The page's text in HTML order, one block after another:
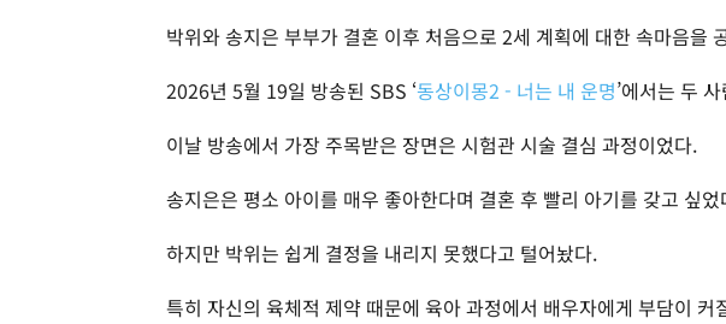
박위와 송지은 부부가 결혼 이후 처음으로 2세 계획에 대한 속마음을
2026년 5월 19일 방송된 SBS ‘동상이몽2 - 너는 내 운명’에서는 두
이날 방송에서 가장 주목받은 장면은 시험관 시술 결심 과정이었다.
송지은은 평소 아이를 매우 좋아한다며 결혼 후 빨리 아기를 갖고 싶
하지만 박위는 쉽게 결정을 내리지 못했다고 털어놨다.
특히 자신의 육체적 제약 때문에 육아 과정에서 배우자에게 부담이 커